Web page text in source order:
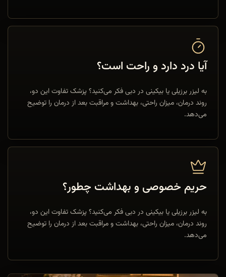
آیا درد دارد و راحت است؟
به لیزر برزیلی یا بیکینی در دبی فکر می‌کنید؟ پزشک تفاوت این دو،
روند درمان، میزان راحتی، بهداشت و مراقبت بعد از درمان را توضیح
می‌دهد.
حریم خصوصی و بهداشت چطور؟
به لیزر برزیلی یا بیکینی در دبی فکر می‌کنید؟ پزشک تفاوت این دو،
روند درمان، میزان راحتی، بهداشت و مراقبت بعد از درمان را توضیح
می‌دهد.